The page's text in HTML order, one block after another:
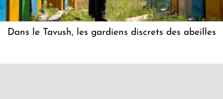
Dans le Tavush, les gardiens discrets des abeilles